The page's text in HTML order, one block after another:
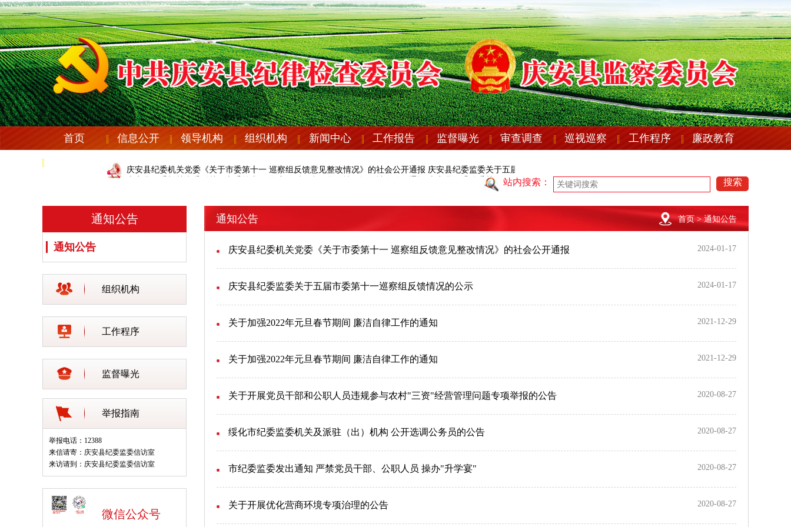
首页 信息公开 领导机构 组织机构 新闻中心 工作报告 监督曝光 审查调查 巡视巡察 工作程序
廉政教育
庆安县纪委机关党委《关于市委第十一 巡察组反馈意见整改情况》的社会公开通报 庆安县纪委监委关于五届市委第十一巡察组反馈情况的公示
庆安县纪委监委关于五届市委第十一巡察组反馈情况的公示 关于加强2022年元旦春节期间 廉洁自律
站内搜索： 搜索
通知公告
通知公告
组织机构
工作程序
监督曝光
举报指南
举报电话：12388
来信请寄：庆安县纪委监委信访室
来访请到：庆安县纪委监委信访室
微信公众号
通知公告 首页> 通知公告
庆安县纪委机关党委《关于市委第十一 巡察组反馈意见整改情况》的社会公开通报 2024-01-17
庆安县纪委监委关于五届市委第十一巡察组反馈情况的公示 2024-01-17
关于加强2022年元旦春节期间 廉洁自律工作的通知 2021-12-29
关于加强2022年元旦春节期间 廉洁自律工作的通知 2021-12-29
关于开展党员干部和公职人员违规参与农村"三资"经营管理问题专项举报的公告 2020-08-27
绥化市纪委监委机关及派驻（出）机构 公开选调公务员的公告 2020-08-27
市纪委监委发出通知 严禁党员干部、公职人员 操办"升学宴" 2020-08-27
关于开展优化营商环境专项治理的公告 2020-08-27